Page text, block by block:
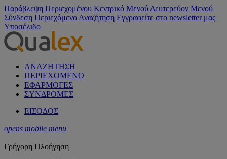
Παράβλεψη Περιεχομένου Κεντρικό Μενού Δευτερεύον Μενού
Σύνδεση Περιεχόμενο Αναζήτηση Εγγραφείτε στο newsletter μας
Υποσέλιδο
ΑΝΑΖΗΤΗΣΗ
ΠΕΡΙΕΧΟΜΕΝΟ
ΕΦΑΡΜΟΓΕΣ
ΣΥΝΔΡΟΜΕΣ
ΕΙΣΟΔΟΣ
opens mobile menu
Γρήγορη Πλοήγηση